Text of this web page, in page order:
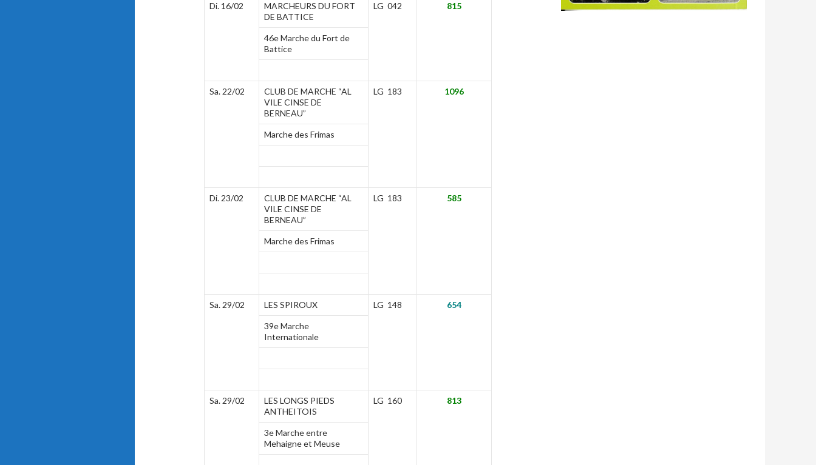
Di. 16/02
MARCHEURS DU FORT
DE BATTICE
LG 042 815
46e Marche du Fort de
Battice
Sa. 22/02
CLUB DE MARCHE “AL
VILE CINSE DE
BERNEAU”
LG 183 1096
Marche des Frimas
Di. 23/02
CLUB DE MARCHE “AL
VILE CINSE DE
BERNEAU”
LG 183 585
Marche des Frimas
Sa. 29/02 LES SPIROUX LG 148 654
39e Marche
Internationale
Sa. 29/02
LES LONGS PIEDS
ANTHEITOIS
LG 160 813
3e Marche entre
Mehaigne et Meuse